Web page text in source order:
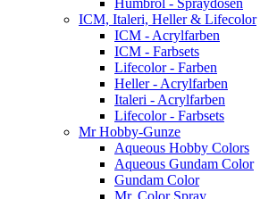
Humbrol - Spraydosen
ICM, Italeri, Heller & Lifecolor
ICM - Acrylfarben
ICM - Farbsets
Lifecolor - Farben
Heller - Acrylfarben
Italeri - Acrylfarben
Lifecolor - Farbsets
Mr Hobby-Gunze
Aqueous Hobby Colors
Aqueous Gundam Color
Gundam Color
Mr. Color Spray